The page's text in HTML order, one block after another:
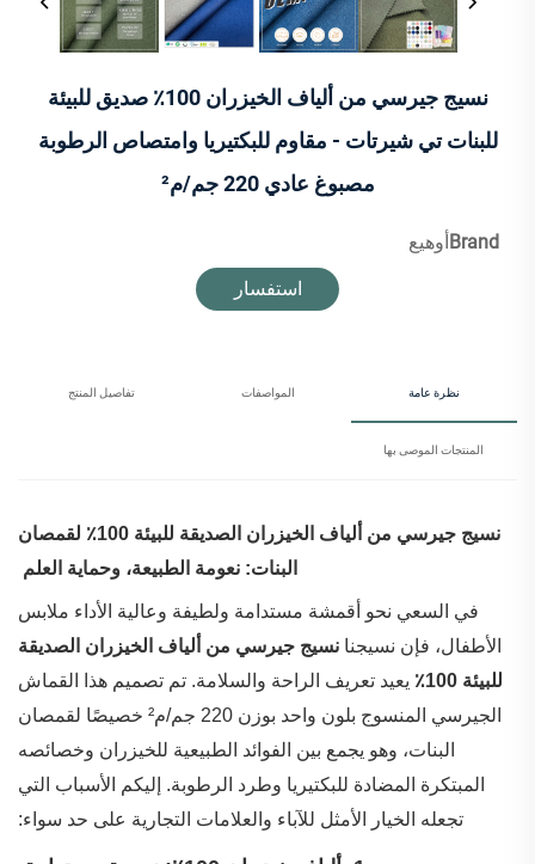
نسيج جيرسي من ألياف الخيزران 100٪ صديق للبيئة
للبنات تي شيرتات - مقاوم للبكتيريا وامتصاص الرطوبة
مصبوغ عادي 220 جم/م²
Brand أوهيع
استفسار
نظرة عامة المواصفات تفاصيل المنتج
المنتجات الموصى بها
نسيج جيرسي من ألياف الخيزران الصديقة للبيئة 100٪ لقمصان
البنات: نعومة الطبيعة، وحماية العلم
في السعي نحو أقمشة مستدامة ولطيفة وعالية الأداء ملابس
الأطفال، فإن نسيجنا نسيج جيرسي من ألياف الخيزران الصديقة
للبيئة 100٪
يعيد تعريف الراحة والسلامة. تم تصميم هذا القماش
الجيرسي المنسوج بلون واحد بوزن 220 جم/م² خصيصًا لقمصان
البنات، وهو يجمع بين الفوائد الطبيعية للخيزران وخصائصه
المبتكرة المضادة للبكتيريا وطرد الرطوبة. إليكم الأسباب التي
تجعله الخيار الأمثل للآباء والعلامات التجارية على حد سواء: